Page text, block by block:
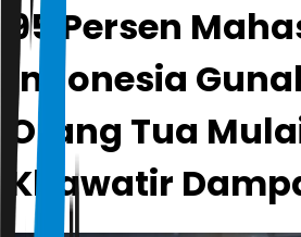
95 Persen
Indonesia
Orang Tua
Khawatir